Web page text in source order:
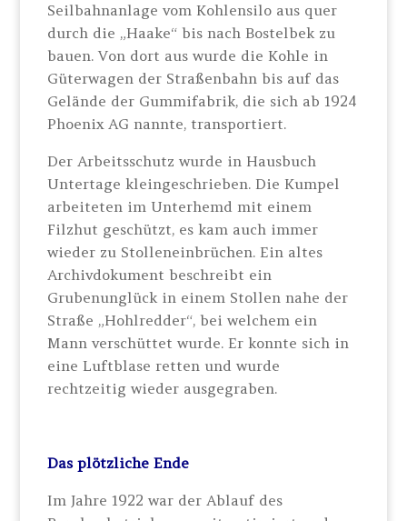
Seilbahnanlage vom Kohlensilo aus quer
durch die „Haake“ bis nach Bostelbek zu
bauen. Von dort aus wurde die Kohle in
Güterwagen der Straßenbahn bis auf das
Gelände der Gummifabrik, die sich ab 1924
Phoenix AG nannte, transportiert.
Der Arbeitsschutz wurde in Hausbuch
Untertage kleingeschrieben. Die Kumpel
arbeiteten im Unterhemd mit einem
Filzhut geschützt, es kam auch immer
wieder zu Stolleneinbrüchen. Ein altes
Archivdokument beschreibt ein
Grubenunglück in einem Stollen nahe der
Straße „Hohlredder“, bei welchem ein
Mann verschüttet wurde. Er konnte sich in
eine Luftblase retten und wurde
rechtzeitig wieder ausgegraben.
Das plötzliche Ende
Im Jahre 1922 war der Ablauf des